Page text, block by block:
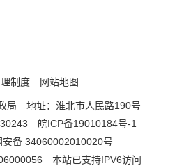
制度 网站地图
局
地址：淮北市人民路190号
皖ICP备19010184号-1
安备 34060002010020号
本站已支持IPV6访问